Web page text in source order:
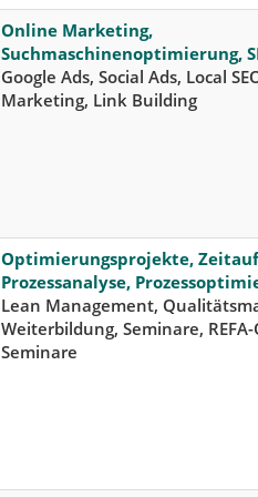
Online Marketing,
Suchmaschinenoptimierung,
Google Ads, Social Ads, Local
Marketing, Link Building
Optimierungsprojekte,
Prozessanalyse,
Lean Management,
Weiterbildung, Seminare,
Seminare